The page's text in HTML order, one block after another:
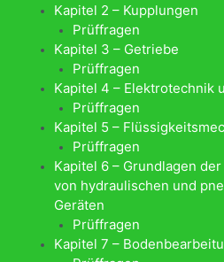
Kapitel 2 – Kupplungen
Prüffragen
Kapitel 3 – Getriebe
Prüffragen
Kapitel 4 – Elektrotechnik
Prüffragen
Kapitel 5 –
Prüffragen
Kapitel 6 – Grundlagen
von hydraulischen und
Geräten
Prüffragen
Kapitel 7 –